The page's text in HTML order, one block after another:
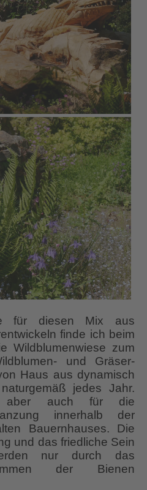
für diesen Mix aus
finde ich beim
Wildblumenwiese zum
und Gräser-
Haus aus dynamisch
jedes Jahr.
aber auch für die
innerhalb der
Bauernhauses. Die
und das friedliche Sein
nur durch das
der Bienen